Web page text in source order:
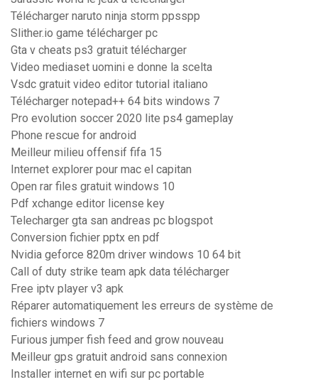
Télécharger naruto ninja storm ppsspp
Slither.io game télécharger pc
Gta v cheats ps3 gratuit télécharger
Video mediaset uomini e donne la scelta
Vsdc gratuit video editor tutorial italiano
Télécharger notepad++ 64 bits windows 7
Pro evolution soccer 2020 lite ps4 gameplay
Phone rescue for android
Meilleur milieu offensif fifa 15
Internet explorer pour mac el capitan
Open rar files gratuit windows 10
Pdf xchange editor license key
Telecharger gta san andreas pc blogspot
Conversion fichier pptx en pdf
Nvidia geforce 820m driver windows 10 64 bit
Call of duty strike team apk data télécharger
Free iptv player v3 apk
Réparer automatiquement les erreurs de système de
fichiers windows 7
Furious jumper fish feed and grow nouveau
Meilleur gps gratuit android sans connexion
Installer internet en wifi sur pc portable